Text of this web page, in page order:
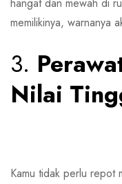
memilikinya, warnanya
3.
Nilai
Kamu tidak perlu repot